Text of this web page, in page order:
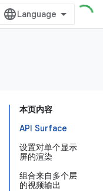
本页内容
API Surface
设置对单个显示
屏的渲染
组合来自多个层
的视频输出